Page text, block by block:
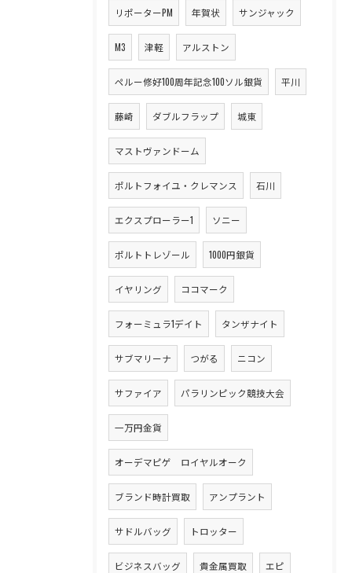
リポーターPM 年賀状 サンジャック
M3 津軽 アルストン
ペルー修好100周年記念100ソル銀貨 平川
藤崎 ダブルフラップ 城東
マストヴァンドーム
ポルトフォイユ・クレマンス 石川
エクスプローラー1 ソニー
ポルトトレゾール 1000円銀貨
イヤリング ココマーク
フォーミュラ1デイト タンザナイト
サブマリーナ つがる ニコン
サファイア パラリンピック競技大会
一万円金貨
オーデマピゲ ロイヤルオーク
ブランド時計買取 アンプラント
サドルバッグ トロッター
ビジネスバッグ 貴金属買取 エピ